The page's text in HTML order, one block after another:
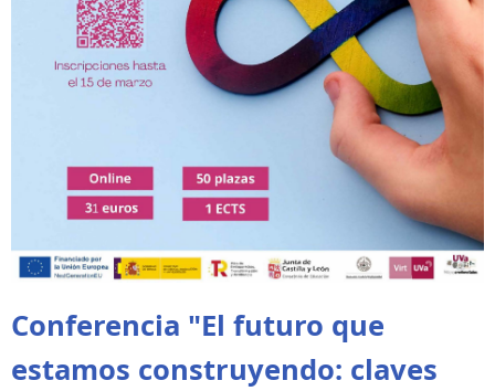
Conferencia "El futuro que
estamos construyendo: claves